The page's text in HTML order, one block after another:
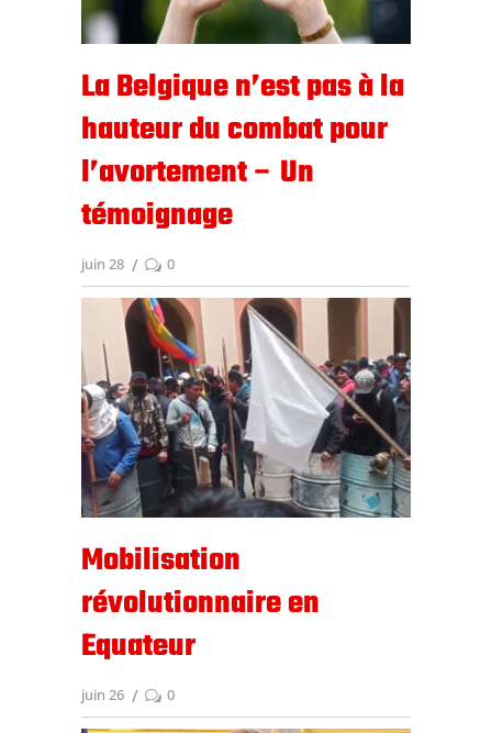
La Belgique n’est pas à la
hauteur du combat pour
l’avortement – Un
témoignage
juin 28 0
Mobilisation
révolutionnaire en
Equateur
juin 26 0